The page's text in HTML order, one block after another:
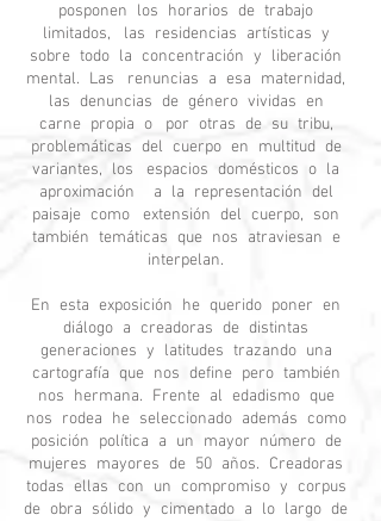
posponen los horarios de trabajo
limitados, las residencias artísticas y
sobre todo la concentración y liberación
mental. Las renuncias a esa maternidad,
las denuncias de género vividas en
carne propia o por otras de su tribu,
problemáticas del cuerpo en multitud de
variantes, los espacios domésticos o la
aproximación a la representación del
paisaje como extensión del cuerpo, son
también temáticas que nos atraviesan e
interpelan.
En esta exposición he querido poner en
diálogo a creadoras de distintas
generaciones y latitudes trazando una
cartografía que nos define pero también
nos hermana. Frente al edadismo que
nos rodea he seleccionado además como
posición política a un mayor número de
mujeres mayores de 50 años. Creadoras
todas ellas con un compromiso y corpus
de obra sólido y cimentado a lo largo de